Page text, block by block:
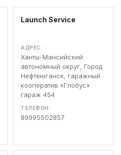
Launch Service
АДРЕС:
Ханты-Мансийский
автономный округ, Город
Нефтеюганск, гаражный
кооператив «Глобус»
гараж 454
ТЕЛЕФОН:
89995502857